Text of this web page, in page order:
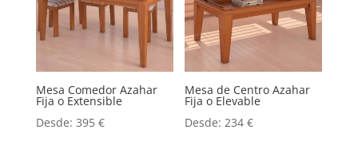
Mesa Comedor Azahar
Fija o Extensible
Desde: 395 €
Mesa de Centro Azahar
Fija o Elevable
Desde:234€